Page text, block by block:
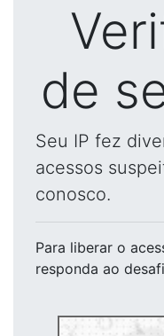
de
Seu IP fez
acessos
conosco.
Para liberar o
responda ao